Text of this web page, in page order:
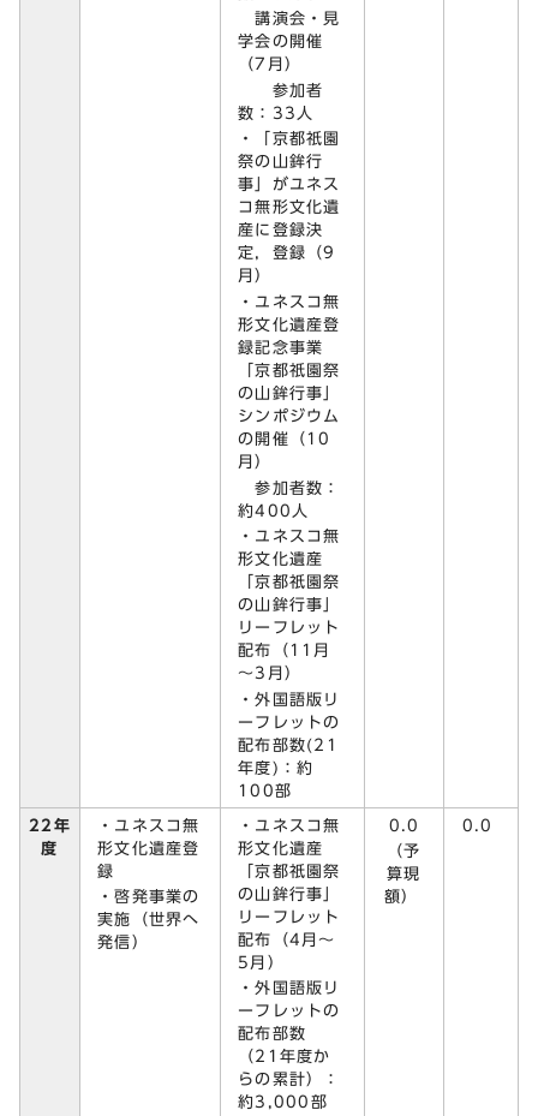
講演会・見
学会の開催
（7月）
参加者
数：33人
・「京都祇園
祭の山鉾行
事」がユネス
コ無形文化遺
産に登録決
定，登録（9
月）
・ユネスコ無
形文化遺産登
録記念事業
「京都祇園祭
の山鉾行事」
シンポジウム
の開催（10
月）
参加者数：
約400人
・ユネスコ無
形文化遺産
「京都祇園祭
の山鉾行事」
リーフレット
配布（11月
～3月）
・外国語版リ
ーフレットの
配布部数(21
年度)：約
100部
22年
度
・ユネスコ無
形文化遺産登
録
・啓発事業の
実施（世界へ
発信）
・ユネスコ無
形文化遺産
「京都祇園祭
の山鉾行事」
リーフレット
配布（4月～
5月）
・外国語版リ
ーフレットの
配布部数
（21年度か
らの累計）：
約3,000部
0.0
（予
算現
額）
0.0